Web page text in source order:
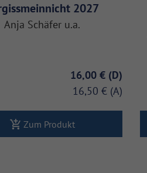
2027
Anja Schäfer u.a.
16,00 €
16,50 €
Zum Produkt